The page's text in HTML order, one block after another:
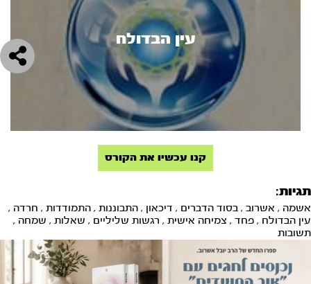
עין הבדולח
קנו עכשיו את הקורס
תגיות:
אשמה , אשרוב , בסוד הדברים , דיכאון , התבוננות , התמודדות , חרדה ,
עין הבדולח , פחד , צמיחה אישית , רגשות שליליים , שאלות , שמחה ,
תשובות